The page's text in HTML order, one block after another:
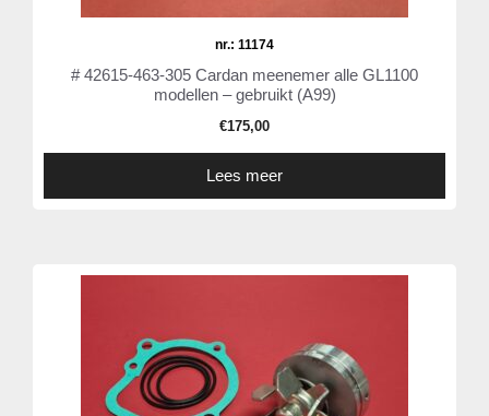
nr.: 11174
# 42615-463-305 Cardan meenemer alle GL1100
modellen – gebruikt (A99)
€175,00
Lees meer